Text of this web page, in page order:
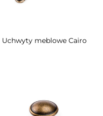
Uchwyty meblowe Cairo